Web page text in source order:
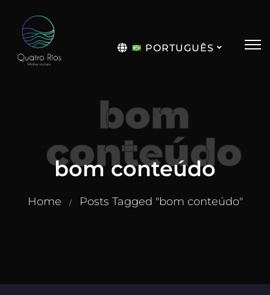
PORTUGUÊS
bom
conteúdo
bom conteúdo
Home / Posts Tagged "bom conteúdo"